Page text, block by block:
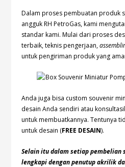
Dalam proses pembuatan produk
angguk RH PetroGas, kami
standar kami. Mulai dari proses
terbaik, teknis pengerjaan,
untuk pengiriman produk yang
Anda juga bisa custom souvenir
desain Anda sendiri atau
untuk membuatkannya. Tentunya
untuk desain (FREE DESAIN).
Selain itu dalam setiap pembelian
lengkapi dengan penutup akrilik